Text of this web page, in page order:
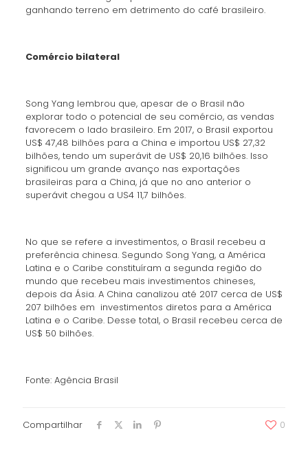
ganhando terreno em detrimento do café brasileiro.
Comércio bilateral
Song Yang lembrou que, apesar de o Brasil não
explorar todo o potencial de seu comércio, as vendas
favorecem o lado brasileiro. Em 2017, o Brasil exportou
US$ 47,48 bilhões para a China e importou US$ 27,32
bilhões, tendo um superávit de US$ 20,16 bilhões. Isso
significou um grande avanço nas exportações
brasileiras para a China, já que no ano anterior o
superávit chegou a US4 11,7 bilhões.
No que se refere a investimentos, o Brasil recebeu a
preferência chinesa. Segundo Song Yang, a América
Latina e o Caribe constituíram a segunda região do
mundo que recebeu mais investimentos chineses,
depois da Ásia. A China canalizou até 2017 cerca de US$
207 bilhões em investimentos diretos para a América
Latina e o Caribe. Desse total, o Brasil recebeu cerca de
US$ 50 bilhões.
Fonte: Agência Brasil
Compartilhar 0